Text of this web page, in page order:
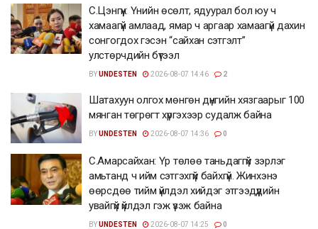
С.Цэнгүүн: Үнийн өсөлт, ядуурал бол юу ч
хамаагүй амлаад, ямар ч аргаар хамаагүй дахин
сонгогдох гэсэн “сайхан сэтгэлт”
улстөрчдийн бүтээл
BYUNDESTEN 2026-08-07 14:46 2
Шатахуун олгох мөнгөн дүнгийн хязгаарыг 100
мянган төгрөгт хүргэхээр судалж байна
BYUNDESTEN 2026-08-07 14:36 0
С.Амарсайхан: Үр төлөө таньдаггүй зэрлэг
амьтанд ч ийм сэтгэхгүй байхгүй. Жинхэнэ
өөрсдөө тийм үйлдэл хийдэг этгээдүүдийн
увайгүй үйлдэл гэж үзэж байна
BYUNDESTEN 2026-08-07 14:25 0